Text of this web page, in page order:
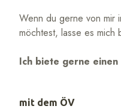
Wenn du gerne von mir
möchtest, lasse es mich
Ich biete gerne einen
mit dem ÖV